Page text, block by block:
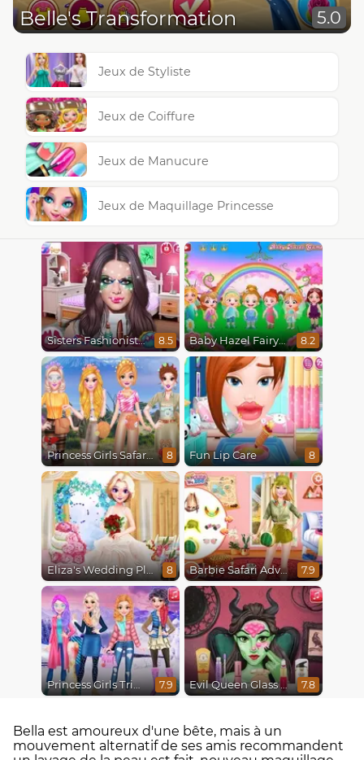
Belle's Transformation 5.0
Jeux de Styliste
Jeux de Coiffure
Jeux de Manucure
Jeux de Maquillage Princesse
Sisters Fashionista Makeup 8.5 Baby Hazel Fairyland Ballet 8.2
Princess Girls Safari Trip 8 Fun Lip Care 8
Eliza's Wedding Planner 8 Barbie Safari Adventure 7.9
Princess Girls Trip To Aspen 7.9 Evil Queen Glass Skin Routine #Influencer 7.8
Bella est amoureux d'une bête, mais à un
mouvement alternatif de ses amis recommandent